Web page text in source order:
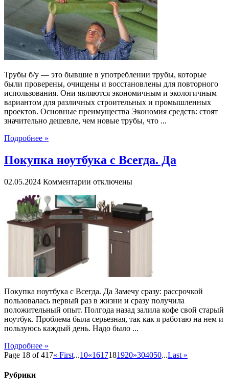
экономичное
и
экологичное
решение
для
ваших
проектов
Трубы б/у — это бывшие в употреблении трубы, которые
были проверены, очищены и восстановлены для повторного
использования. Они являются экономичным и экологичным
вариантом для различных строительных и промышленных
проектов. Основные преимущества Экономия средств: стоят
значительно дешевле, чем новые трубы, что ...
Подробнее »
Покупка ноутбука с Всегда. Да
02.05.2024 Комментарии к
Покупка
ноутбука
с
Всегда.
отключены
Покупка ноутбука с Всегда. Да Замечу сразу: рассрочкой
пользовалась первый раз в жизни и сразу получила
положительный опыт. Полгода назад залила кофе свой старый
ноутбук. Проблема была серьезная, так как я работаю на нем и
пользуюсь каждый день. Надо было ...
Подробнее »
Page 18 of 417« First...10«1617181920»304050...Last »
Рубрики